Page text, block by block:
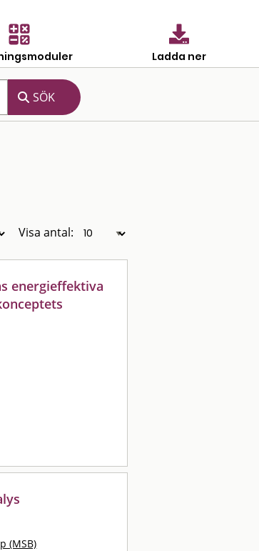
Ladda ner
Visa antal:
energieffektiva
(MSB)